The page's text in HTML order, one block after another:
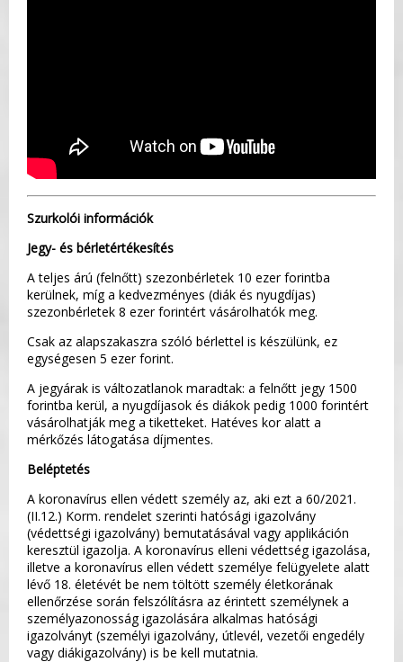
Szurkolói információk
Jegy- és bérletértékesítés
A teljes árú (felnőtt) szezonbérletek 10 ezer forintba
kerülnek, míg a kedvezményes (diák és nyugdíjas)
szezonbérletek 8 ezer forintért vásárolhatók meg.
Csak az alapszakaszra szóló bérlettel is készülünk, ez
egységesen 5 ezer forint.
A jegyárak is változatlanok maradtak: a felnőtt jegy 1500
forintba kerül, a nyugdíjasok és diákok pedig 1000 forintért
vásárolhatják meg a tiketteket. Hatéves kor alatt a
mérkőzés látogatása díjmentes.
Beléptetés
A koronavírus ellen védett személy az, aki ezt a 60/2021.
(II.12.) Korm. rendelet szerinti hatósági igazolvány
(védettségi igazolvány) bemutatásával vagy applikáción
keresztül igazolja. A koronavírus elleni védettség igazolása,
illetve a koronavírus ellen védett személye felügyelete alatt
lévő 18. életévét be nem töltött személy életkorának
ellenőrzése során felszólításra az érintett személynek a
személyazonosság igazolására alkalmas hatósági
igazolványt (személyi igazolvány, útlevél, vezetői engedély
vagy diákigazolvány) is be kell mutatnia.